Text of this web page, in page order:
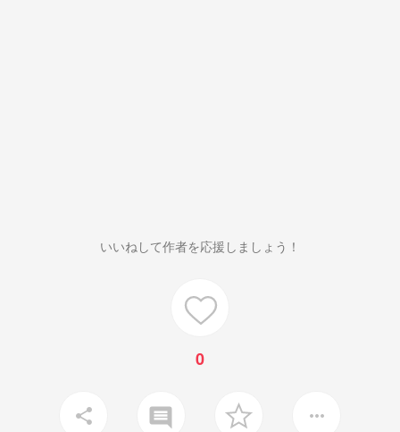
いいねして作者を応援しましょう！
0
share insert_comment more_horiz